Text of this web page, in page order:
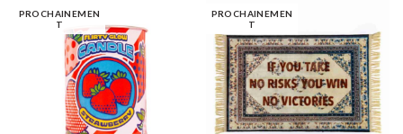
PROCHAINEMEN
T
PROCHAINEMEN
T